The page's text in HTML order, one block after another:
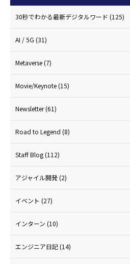
30秒でわかる最新デジタルワード (125)
AI / 5G (31)
Metaverse(7)
Movie/Keynote(15)
Newsletter(61)
Road to Legend (8)
Staff Blog(112)
アジャイル開発(2)
イベント (27)
インターン (10)
エンジニア日記(14)